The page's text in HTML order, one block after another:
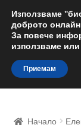
Skip
to
navigation
Skip
to
content
Начало
Използваме
доброто
За повече
използваме
Приемам